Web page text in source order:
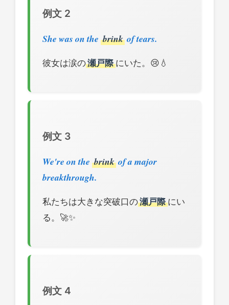
例文 2
She was on the brink of tears.
彼女は涙の瀬戸際にいた。😢💧
例文 3
We're on the brink of a major
breakthrough.
私たちは大きな突破口の瀬戸際にい
る。🚀✨
例文 4